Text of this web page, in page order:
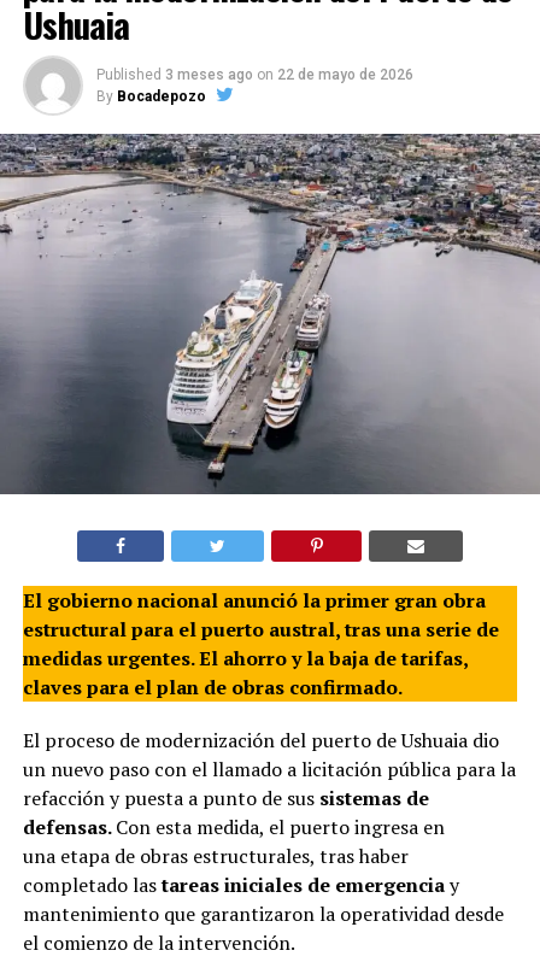
Ushuaia
Published 3 meses ago on 22 de mayo de 2026
By Bocadepozo
El gobierno nacional anunció la primer gran obra
estructural para el puerto austral, tras una serie de
medidas urgentes. El ahorro y la baja de tarifas,
claves para el plan de obras confirmado.
El proceso de modernización del puerto de Ushuaia dio
un nuevo paso con el llamado a licitación pública para la
refacción y puesta a punto de sus sistemas de
defensas.Con esta medida, el puerto ingresa en
una etapa de obras estructurales, tras haber
completado lastareas iniciales de emergenciay
mantenimiento que garantizaron la operatividad desde
el comienzo de la intervención.